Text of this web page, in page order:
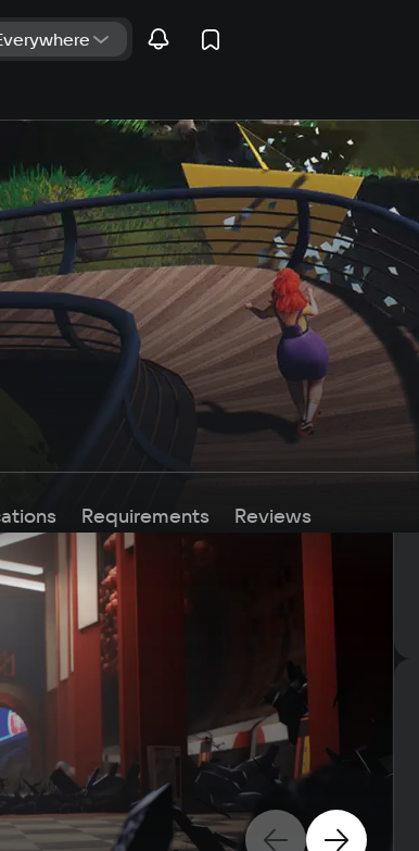
Requirements Reviews